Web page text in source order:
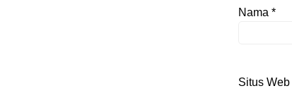
Nama *
Situs Web